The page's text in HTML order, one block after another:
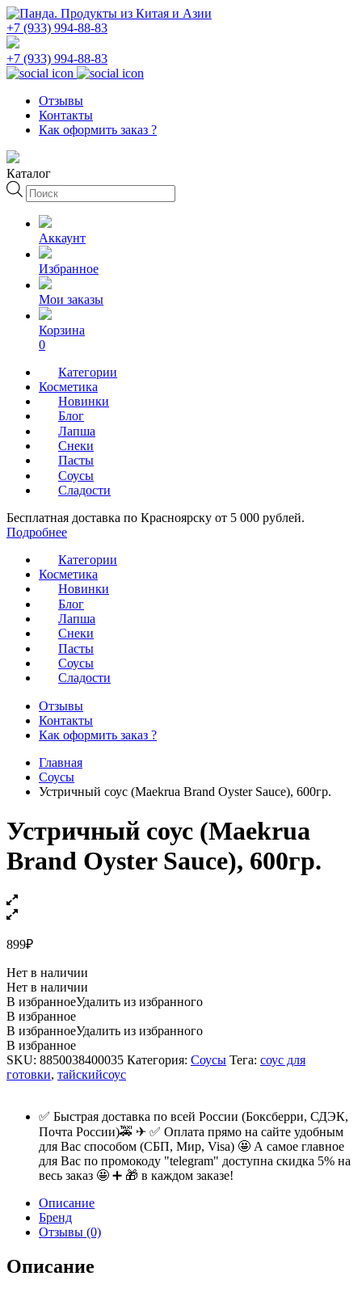
+7 (933) 994-88-83
+7 (933) 994-88-83
Отзывы
Контакты
Как оформить заказ ?
Каталог
Поиск
товаров
Аккаунт
Избранное
Мои заказы
Корзина
0
Категории
Косметика
Новинки
Блог
Лапша
Снеки
Пасты
Соусы
Сладости
Бесплатная доставка по Красноярску от 5 000 рублей.
Подробнее
Категории
Косметика
Новинки
Блог
Лапша
Снеки
Пасты
Соусы
Сладости
Отзывы
Контакты
Как оформить заказ ?
Главная
Соусы
Устричный соус (Maekrua Brand Oyster Sauce), 600гр.
Устричный соус (Maekrua
Brand Oyster Sauce), 600гр.
899₽
Нет в наличии
Нет в наличии
В избранноеУдалить из избранного
В избранное
В избранноеУдалить из избранного
В избранное
SKU: 8850038400035 Категория: Соусы Тега: соус для
готовки, тайскийсоус
✅ Быстрая доставка по всей России (Боксберри, СДЭК,
Почта России)🚕 ✈ ✅ Оплата прямо на сайте удобным
для Вас способом (СБП, Мир, Visa) 🤩 А самое главное
для Вас по промокоду "telegram" доступна скидка 5% на
весь заказ 🤩 ➕ 🎁 в каждом заказе!
Описание
Бренд
Отзывы (0)
Описание